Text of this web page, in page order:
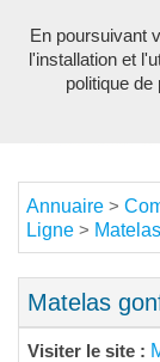
Annuaire >
Ligne >
Matelas
Visiter le site :
En poursuivant
l'installation et
politique de